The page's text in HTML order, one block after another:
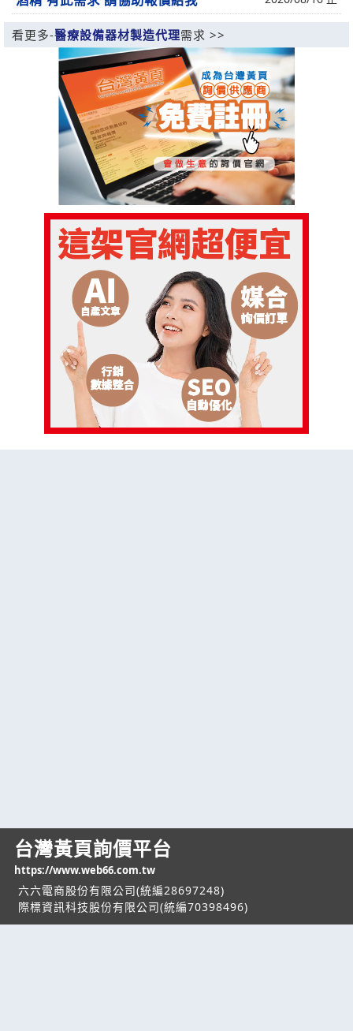
看更多-醫療設備器材製造代理需求 >>
台灣黃頁詢價平台
https://www.web66.com.tw
六六電商股份有限公司(統編28697248)
際標資訊科技股份有限公司(統編70398496)